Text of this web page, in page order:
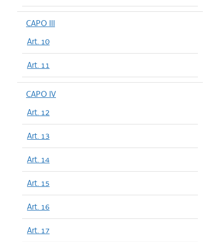
CAPO III
Art. 10
Art. 11
CAPO IV
Art. 12
Art. 13
Art. 14
Art. 15
Art. 16
Art. 17